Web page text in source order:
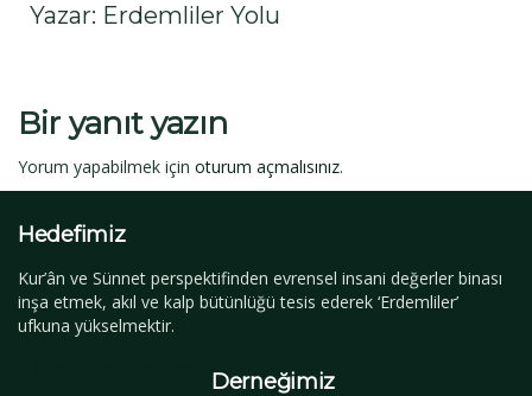
Yazar: Erdemliler Yolu
Bir yanıt yazın
Yorum yapabilmek için oturum açmalısınız.
Hedefimiz
Kur’ân ve Sünnet perspektifinden evrensel insani değerler binası
inşa etmek, akıl ve kalp bütünlüğü tesis ederek ‘Erdemliler’
ufkuna yükselmektir.
Derneğimiz